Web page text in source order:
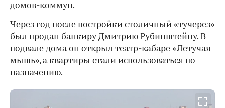
домов-коммун.
Через год после постройки столичный «тучерез»
был продан банкиру Дмитрию Рубинштейну. В
подвале дома он открыл театр-кабаре «Летучая
мышь», а квартиры стали использоваться по
назначению.